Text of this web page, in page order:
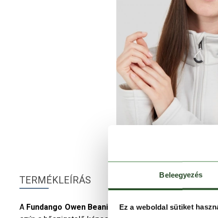
Beleegyezés
Ez a weboldal sütiket
TERMÉKLEÍRÁS
A Fundango Owen Beanie
férfi sapka a márka